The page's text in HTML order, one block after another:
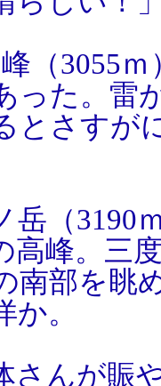
（3055ｍ
った。雷
とさすが
（3190
高峰。三
南部を眺
。
さんが賑